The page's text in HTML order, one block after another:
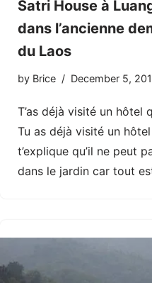
Satri House à
dans l’ancienne
du Laos
by Brice December 5,
T’as déjà visité un hôtel
Tu as déjà visité un
t’explique qu’il ne peut
dans le jardin car tout